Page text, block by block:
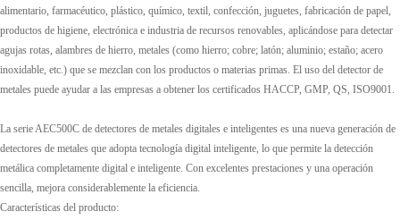
alimentario, farmacéutico, plástico, químico, textil, confección, juguetes, fabricación de papel,
productos de higiene, electrónica e industria de recursos renovables, aplicándose para detectar
agujas rotas, alambres de hierro, metales (como hierro; cobre; latón; aluminio; estaño; acero
inoxidable, etc.) que se mezclan con los productos o materias primas. El uso del detector de
metales puede ayudar a las empresas a obtener los certificados HACCP, GMP, QS, ISO9001.
La serie AEC500C de detectores de metales digitales e inteligentes es una nueva generación de
detectores de metales que adopta tecnología digital inteligente, lo que permite la detección
metálica completamente digital e inteligente. Con excelentes prestaciones y una operación
sencilla, mejora considerablemente la eficiencia.
Características del producto: